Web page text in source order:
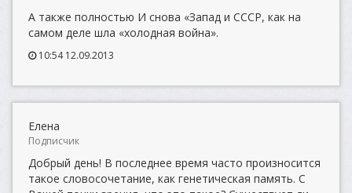
А также полностью И снова «Запад и СССР, как на
самом деле шла «холодная война».
10:54 12.09.2013
Елена
Подписчик
Добрый день! В последнее время часто произносится
такое словосочетание, как генетическая память. С